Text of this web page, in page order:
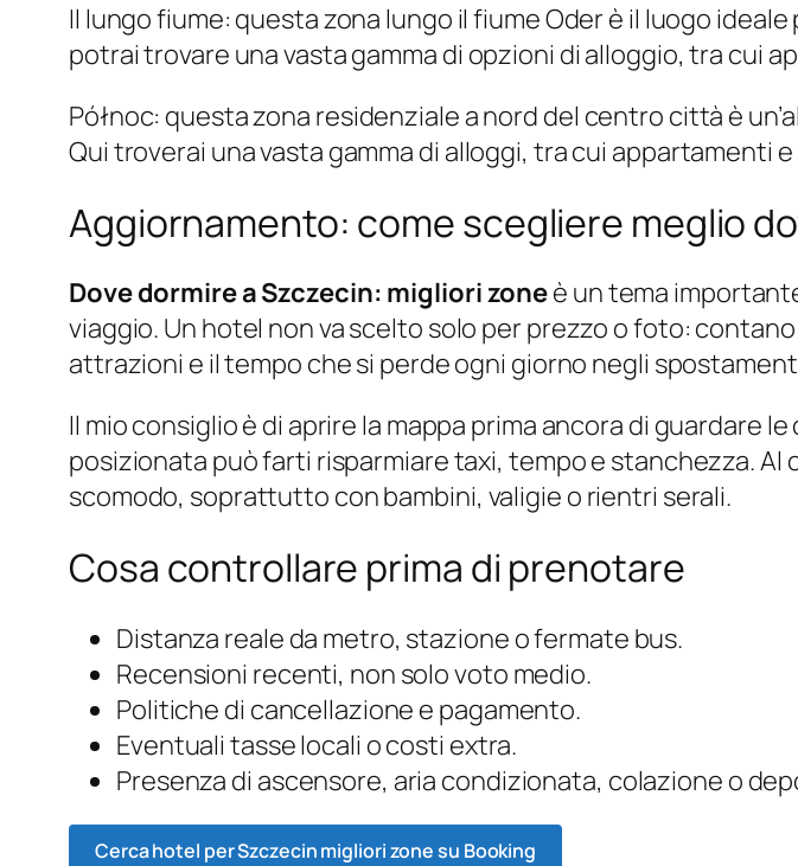
Il lungo fiume: questa zona lungo il fiume Oder è il luogo
potrai trovare una vasta gamma di opzioni di alloggio, tra cui
Północ: questa zona residenziale a nord del centro città è
Qui troverai una vasta gamma di alloggi, tra cui appartamenti
Aggiornamento: come scegliere meglio
Dove dormire a Szczecin: migliori zoneè un tema
viaggio. Un hotel non va scelto solo per prezzo o foto:
attrazioni e il tempo che si perde ogni giorno negli
Il mio consiglio è di aprire la mappa prima ancora di guardare
posizionata può farti risparmiare taxi, tempo e stanchezza.
scomodo, soprattutto con bambini, valigie o rientri serali.
Cosa controllare prima di prenotare
Distanza reale da metro, stazione o fermate bus.
Recensioni recenti, non solo voto medio.
Politiche di cancellazione e pagamento.
Eventuali tasse locali o costi extra.
Presenza di ascensore, aria condizionata, colazione o
Cerca hotel per Szczecin migliori zone su Booking